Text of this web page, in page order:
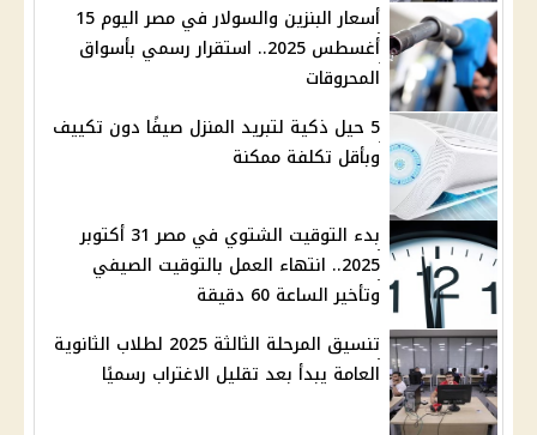
أسعار البنزين والسولار في مصر اليوم 15
أغسطس 2025.. استقرار رسمي بأسواق
المحروقات
5 حيل ذكية لتبريد المنزل صيفًا دون تكييف
وبأقل تكلفة ممكنة
بدء التوقيت الشتوي في مصر 31 أكتوبر
2025.. انتهاء العمل بالتوقيت الصيفي
وتأخير الساعة 60 دقيقة
تنسيق المرحلة الثالثة 2025 لطلاب الثانوية
العامة يبدأ بعد تقليل الاغتراب رسميًا